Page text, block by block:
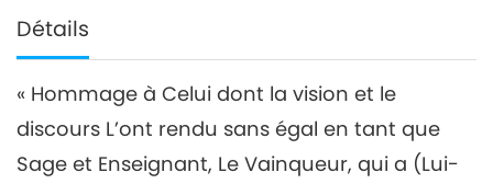
Détails
« Hommage à Celui dont la vision et le
discours L’ont rendu sans égal en tant que
Sage et Enseignant, Le Vainqueur, qui a (Lui-